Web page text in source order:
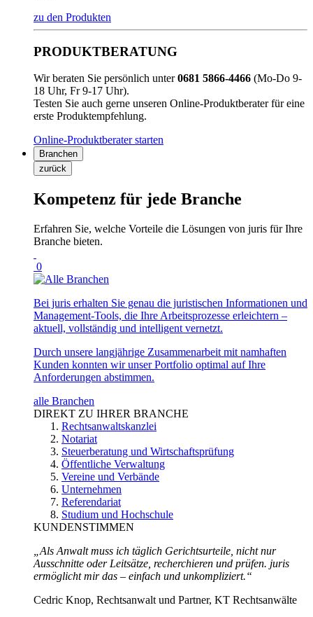
zu den Produkten
PRODUKTBERATUNG
Wir beraten Sie persönlich unter0681 5866-4466 (Mo-Do 9-
18 Uhr, Fr 9-17 Uhr).
Testen Sie auch gerne unseren Online-Produktberater für eine
erste Produktempfehlung.
Online-Produktberater starten
Branchen
zurück
Kompetenz für jede Branche
Erfahren Sie, welche Vorteile die Lösungen von juris für Ihre
Branche bieten.
0
Bei juris erhalten Sie genau die juristischen Informationen und
Management-Tools, die Ihre Arbeitsprozesse erleichtern –
aktuell, vollständig und intelligent vernetzt.
Durch unsere langjährige Zusammenarbeit mit namhaften
Kunden konnten wir unser Portfolio optimal auf Ihre
Anforderungen abstimmen.
alle Branchen
DIREKT ZU IHRER BRANCHE
Rechtsanwaltskanzlei
Notariat
Steuerberatung und Wirtschaftsprüfung
Öffentliche Verwaltung
Vereine und Verbände
Unternehmen
Referendariat
Studium und Hochschule
KUNDENSTIMMEN
„Als Anwalt muss ich täglich Gerichtsurteile, nicht nur
Ausschnitte oder Leitsätze, recherchieren und prüfen. juris
ermöglicht mir das – einfach und unkompliziert.“
Cedric Knop, Rechtsanwalt und Partner, KT Rechtsanwälte